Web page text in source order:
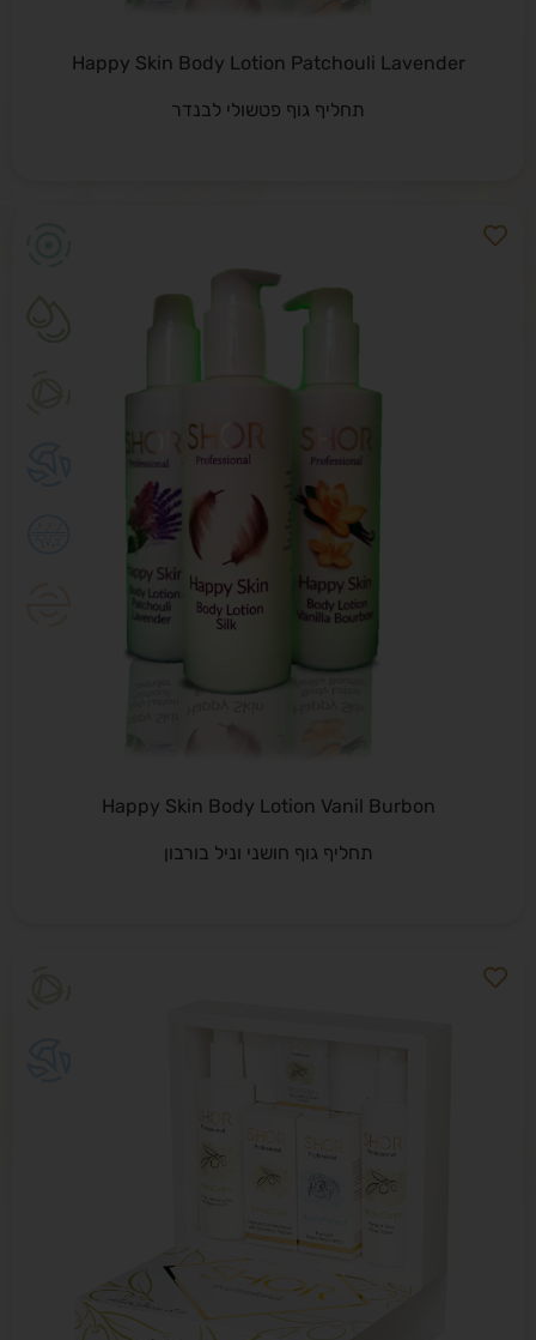
Happy Skin Body Lotion Patchouli Lavender
תחליף גוף פטשולי לבנדר
Happy Skin Body Lotion Vanil Burbon
תחליף גוף חושני וניל בורבון